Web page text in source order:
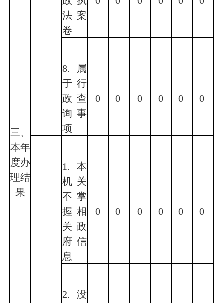
三、
本年
度办
理结
果
法案
卷
8.属
于行
政查
询事
项
0 0 0 0 0 0
1.本
机关
不掌
握相
关政
府信
息
0 0 0 0 0 0
2.没